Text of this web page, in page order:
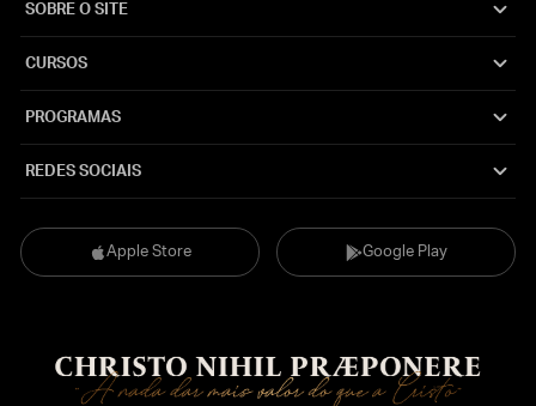
Apple Store Google Play
SOBRE O SITE
CURSOS
PROGRAMAS
REDES SOCIAIS